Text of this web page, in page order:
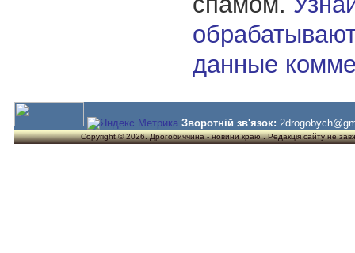
данные
Зворотній зв'язок:
Copyright © 2026. Дрогобиччина - новини краю . Редакція сайту не